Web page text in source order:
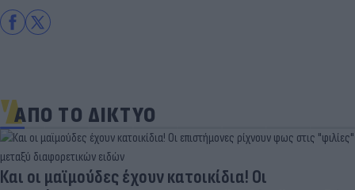
ΑΠΟ ΤΟ ΔΙΚΤΥΟ